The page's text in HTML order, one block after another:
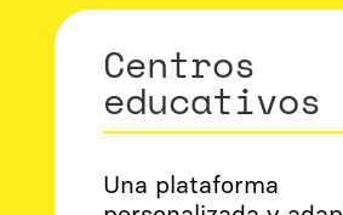
Centros
educativos
Una plataforma